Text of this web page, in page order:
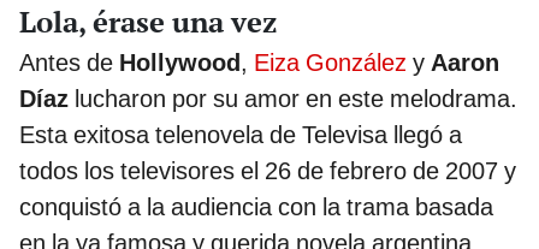
Lola, érase una vez
Antes de Hollywood, Eiza González y Aaron
Díaz lucharon por su amor en este melodrama.
Esta exitosa telenovela de Televisa llegó a
todos los televisores el 26 de febrero de 2007 y
conquistó a la audiencia con la trama basada
en la ya famosa y querida novela argentina